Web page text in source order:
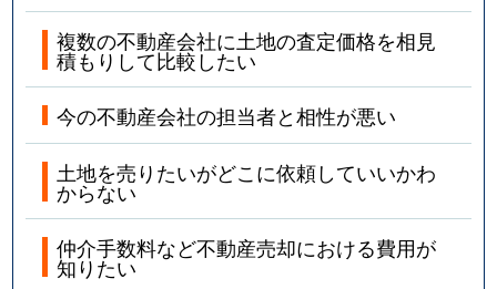
複数の不動産会社に土地の査定価格を相見
積もりして比較したい
今の不動産会社の担当者と相性が悪い
土地を売りたいがどこに依頼していいかわ
からない
仲介手数料など不動産売却における費用が
知りたい